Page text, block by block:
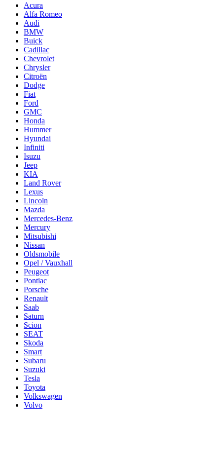
Acura
Alfa Romeo
Audi
BMW
Buick
Cadillac
Chevrolet
Chrysler
Citroën
Dodge
Fiat
Ford
GMC
Honda
Hummer
Hyundai
Infiniti
Isuzu
Jeep
KIA
Land Rover
Lexus
Lincoln
Mazda
Mercedes-Benz
Mercury
Mitsubishi
Nissan
Oldsmobile
Opel / Vauxhall
Peugeot
Pontiac
Porsche
Renault
Saab
Saturn
Scion
SEAT
Skoda
Smart
Subaru
Suzuki
Tesla
Toyota
Volkswagen
Volvo